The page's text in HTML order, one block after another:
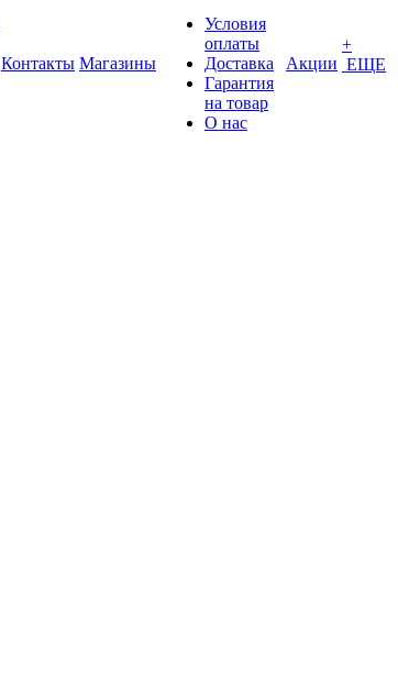
Контакты Магазины
Условия
оплаты
Доставка
Гарантия
на товар
О нас
Акции
+
ЕЩЕ